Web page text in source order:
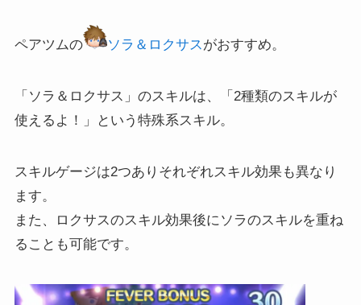
ペアツムの ソラ＆ロクサス がおすすめ。
「ソラ＆ロクサス」のスキルは、「2種類のスキルが
使えるよ！」という特殊系スキル。
スキルゲージは2つありそれぞれスキル効果も異なり
ます。
また、ロクサスのスキル効果後にソラのスキルを重ね
ることも可能です。